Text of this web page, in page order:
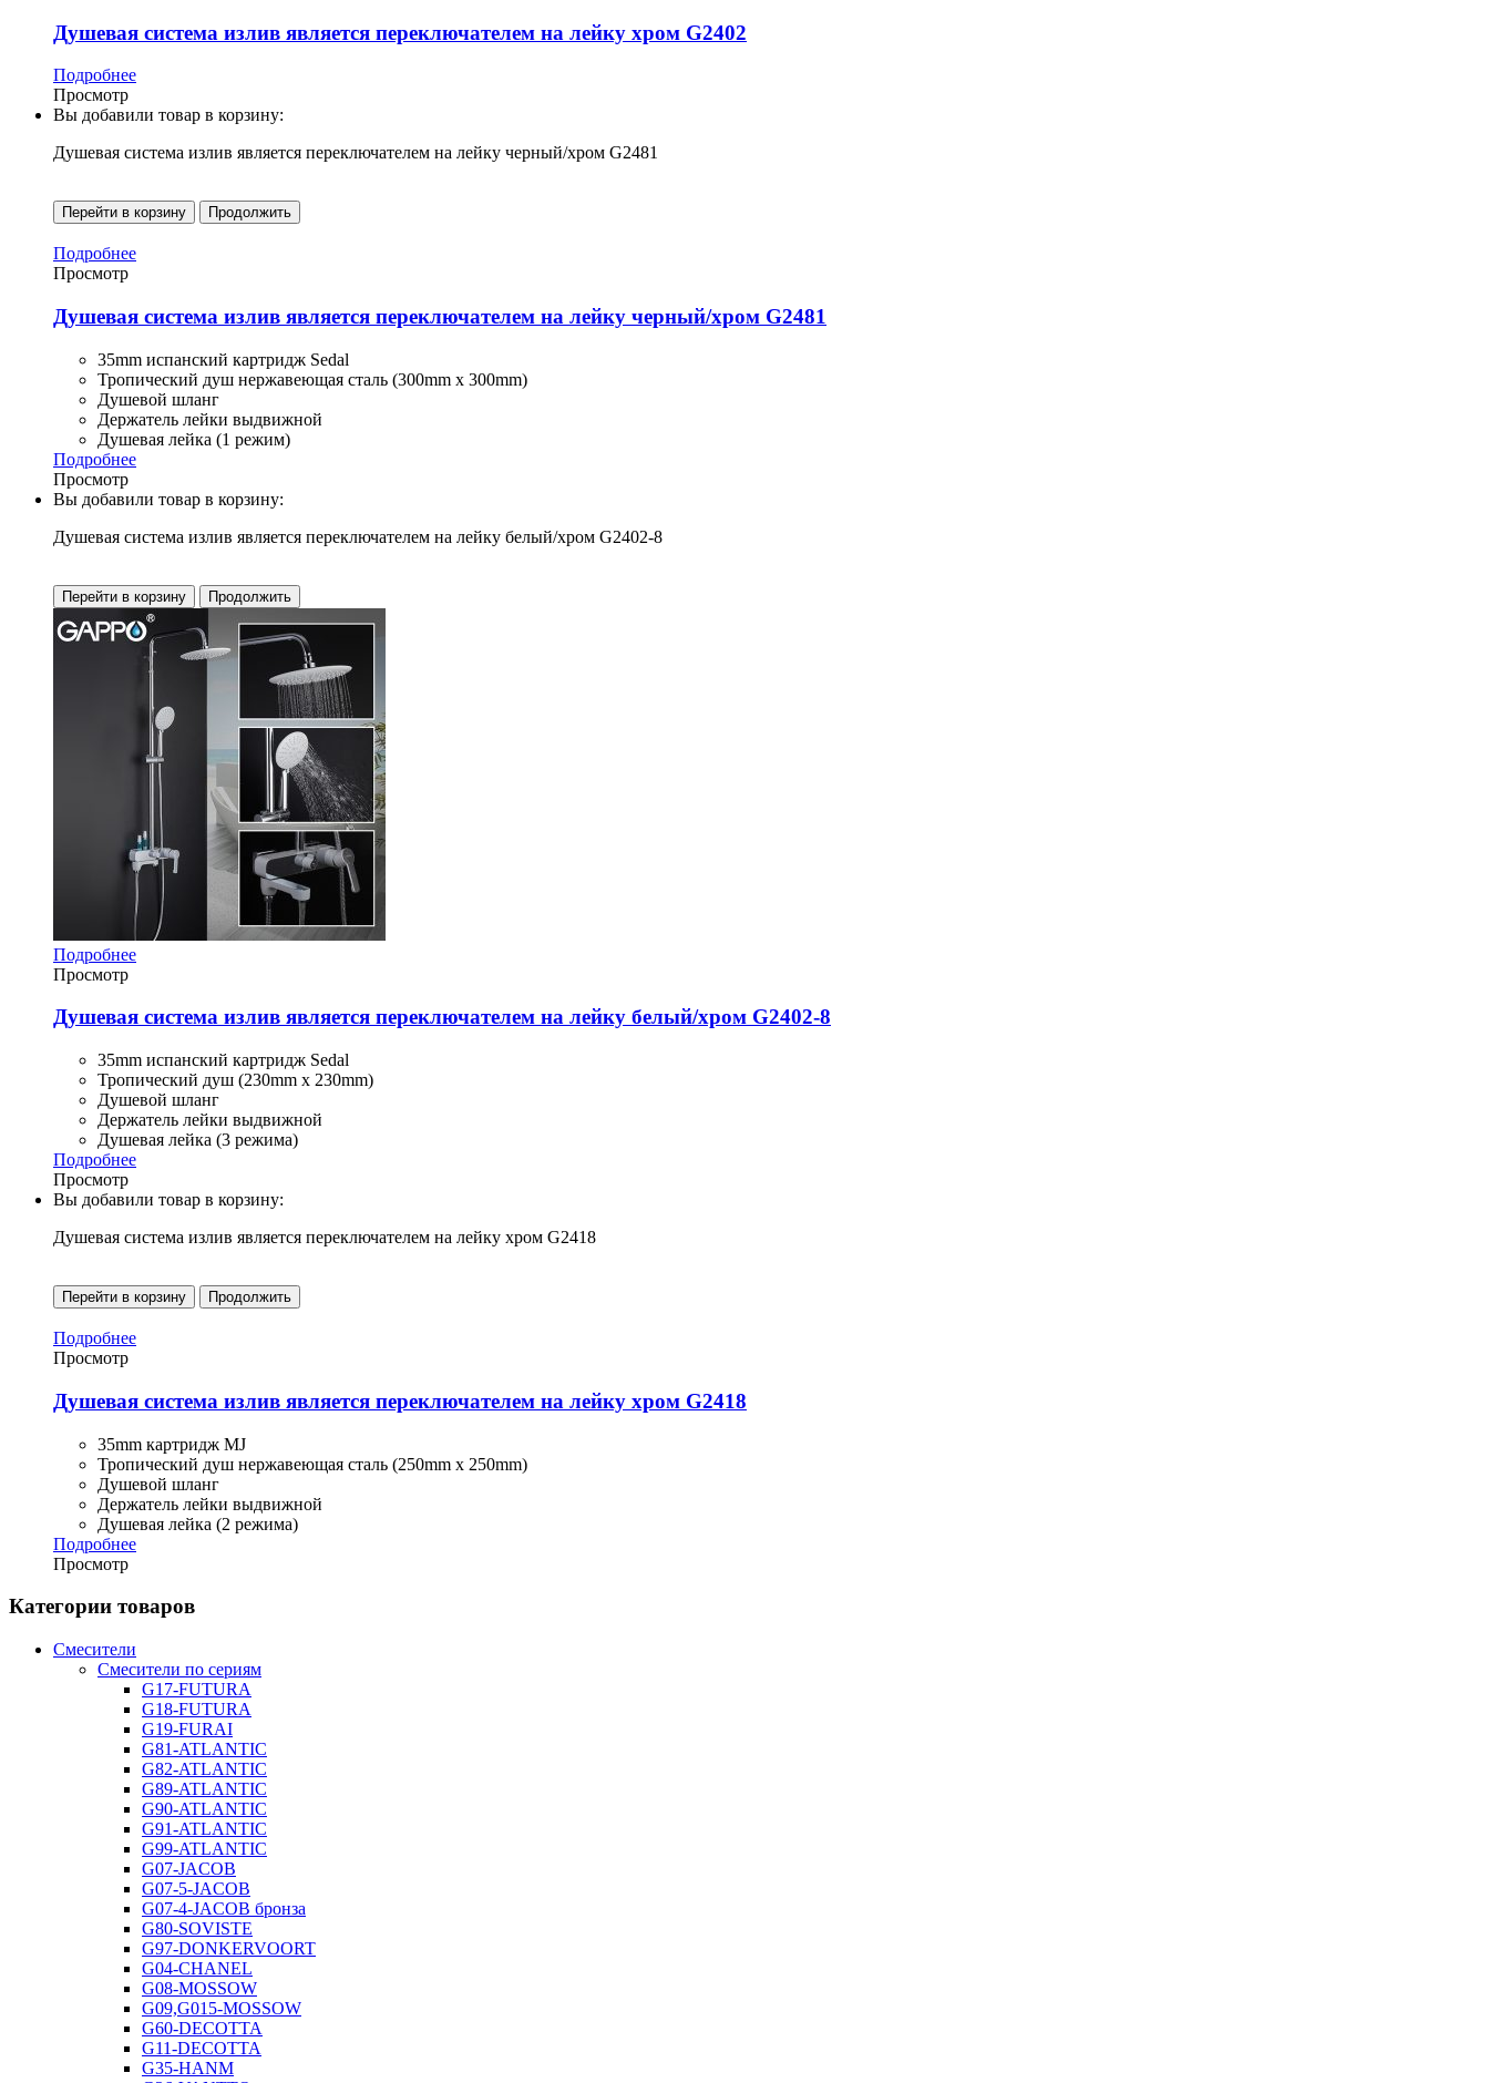
Душевая система излив является переключателем на лейку хром G2402
Подробнее
Просмотр
Вы добавили товар в корзину:
Душевая система излив является переключателем на лейку черный/хром G2481
Перейти в корзину Продолжить
Подробнее
Просмотр
Душевая система излив является переключателем на лейку черный/хром G2481
35mm испанский картридж Sedal
Тропический душ нержавеющая сталь (300mm x 300mm)
Душевой шланг
Держатель лейки выдвижной
Душевая лейка (1 режим)
Подробнее
Просмотр
Вы добавили товар в корзину:
Душевая система излив является переключателем на лейку белый/хром G2402-8
Перейти в корзину Продолжить
Подробнее
Просмотр
Душевая система излив является переключателем на лейку белый/хром G2402-8
35mm испанский картридж Sedal
Тропический душ (230mm x 230mm)
Душевой шланг
Держатель лейки выдвижной
Душевая лейка (3 режима)
Подробнее
Просмотр
Вы добавили товар в корзину:
Душевая система излив является переключателем на лейку хром G2418
Перейти в корзину Продолжить
Подробнее
Просмотр
Душевая система излив является переключателем на лейку хром G2418
35mm картридж MJ
Тропический душ нержавеющая сталь (250mm x 250mm)
Душевой шланг
Держатель лейки выдвижной
Душевая лейка (2 режима)
Подробнее
Просмотр
Категории товаров
Смесители
Смесители по сериям
G17-FUTURA
G18-FUTURA
G19-FURAI
G81-ATLANTIC
G82-ATLANTIC
G89-ATLANTIC
G90-ATLANTIC
G91-ATLANTIC
G99-ATLANTIC
G07-JACOB
G07-5-JACOB
G07-4-JACOB бронза
G80-SOVISTE
G97-DONKERVOORT
G04-CHANEL
G08-MOSSOW
G09,G015-MOSSOW
G60-DECOTTA
G11-DECOTTA
G35-HANM